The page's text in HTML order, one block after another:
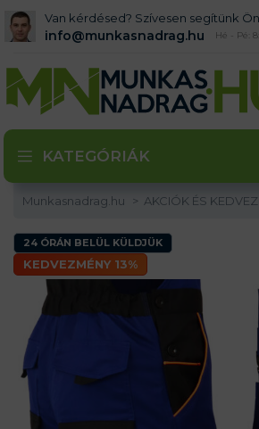
Van kérdésed? Szívesen segítünk
info@munkasnadrag.hu Hé - Pé:
KATEGÓRIÁK
Munkasnadrag.hu AKCIÓK ÉS
24 ÓRÁN BELÜL KÜLDJÜK
KEDVEZMÉNY 13%